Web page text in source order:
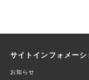
サイトインフォメーシ
お知らせ